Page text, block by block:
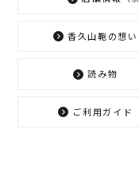
香久山鞄の想い
読み物
ご利用ガイド